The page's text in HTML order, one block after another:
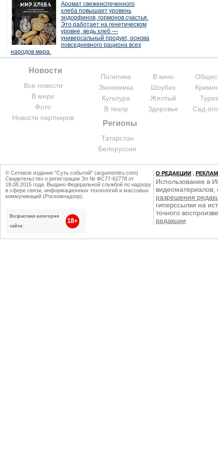
Аромат свежеиспеченного
хлеба повышает уровень
эндорфинов, гормонов счастья.
Это работает на генетическом
уровне, ведь хлеб —
универсальный продукт, основа
повседневного рациона всех
народов мира.
Новости
Все новости
В мире
Фото
Новости партнеров
Политика
Экономика
Культура
В театр
В кино
Шоубиз
Желтый
Здоровье
Сад-
Регионы
Татарстан
Белоруссия
© Сетевое издание "Суть событий" (argumentiru.com)
Свидетельство о регистрации Эл № ФС77-62778 от
18.08.2015 года. Выдано Федеральной службой по надзору
в сфере связи, информационных технологий и массовых
коммуникаций (Роскомнадзор).
Возрастная категория
сайта:
18+
О РЕДАКЦИИ ,
Использование в
видеоматериалов,
разрешения
гиперссылки на
точного
редакции